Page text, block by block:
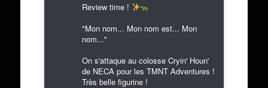
Review time !
"Mon nom... Mon nom est... Mon
nom..."
On s'attaque au colosse Cryin' Houn'
de NECA pour les TMNT Adventures !
Très belle figurine !